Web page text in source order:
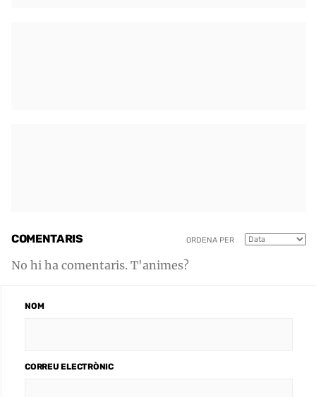
COMENTARIS ORDENA PER
No hi ha comentaris. T'animes?
NOM
CORREU ELECTRÒNIC